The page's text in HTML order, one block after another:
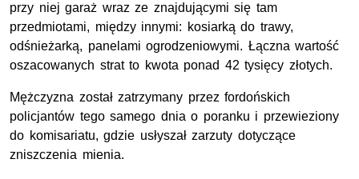
przy niej garaż wraz ze znajdującymi się tam
przedmiotami, między innymi: kosiarką do trawy,
odśnieżarką, panelami ogrodzeniowymi. Łączna wartość
oszacowanych strat to kwota ponad 42 tysięcy złotych.
Mężczyzna został zatrzymany przez fordońskich
policjantów tego samego dnia o poranku i przewieziony
do komisariatu, gdzie usłyszał zarzuty dotyczące
zniszczenia mienia.